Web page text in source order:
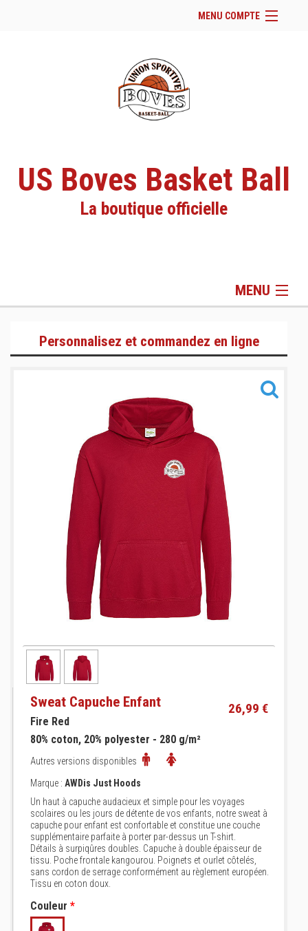
MENU COMPTE
Page Facebook du club
Facebook
Se connecter
Panier (
US Boves Basket Ball
La boutique officielle
MENU
Enfants
Informations
Personnalisez et commandez en ligne
Sweat Capuche Enfant 26,99 €
Fire Red
80% coton, 20% polyester - 280 g/m²
Autres versions disponibles
Marque : AWDis Just Hoods
Un haut à capuche audacieux et simple pour les voyages
scolaires ou les jours de détente de vos enfants, notre sweat à
capuche pour enfant est confortable et constitue une couche
supplémentaire parfaite à porter par-dessus un T-shirt.
Détails à surpiqûres doubles. Capuche à double épaisseur de
tissu. Poche frontale kangourou. Poignets et ourlet côtelés,
sans cordon de serrage conformément au règlement européen.
Tissu en coton doux.
Couleur *